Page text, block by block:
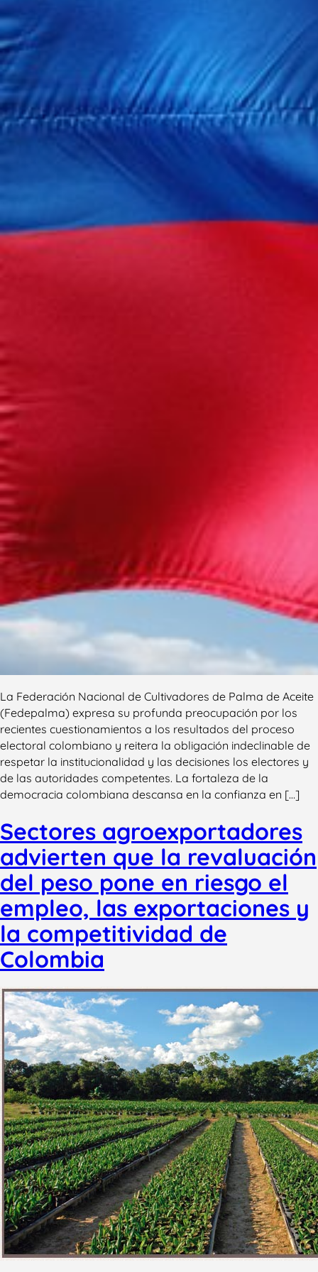
La Federación Nacional de Cultivadores de Palma de Aceite
(Fedepalma) expresa su profunda preocupación por los
recientes cuestionamientos a los resultados del proceso
electoral colombiano y reitera la obligación indeclinable de
respetar la institucionalidad y las decisiones los electores y
de las autoridades competentes. La fortaleza de la
democracia colombiana descansa en la confianza en […]
Sectores agroexportadores
advierten que la revaluación
del peso pone en riesgo el
empleo, las exportaciones y
la competitividad de
Colombia